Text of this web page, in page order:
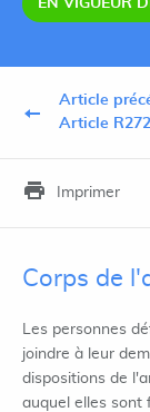
EN VIGUEUR
Article
Article R272
Imprimer
Corps de
Les personnes
joindre à leur
dispositions de
auquel elles sont